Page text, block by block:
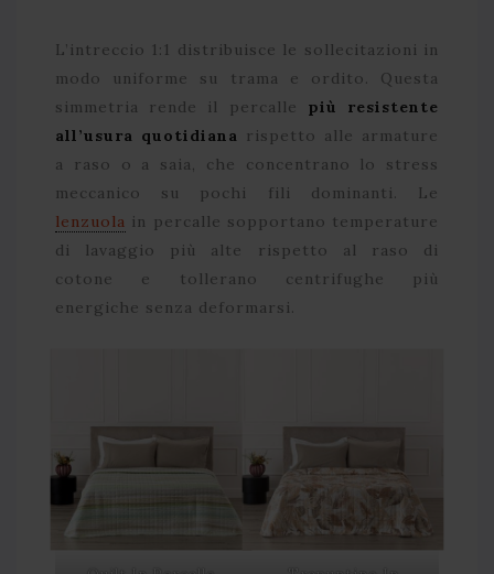
L’intreccio 1:1 distribuisce le sollecitazioni in
modo uniforme su trama e ordito. Questa
simmetria rende il percalle più resistente
all’usura quotidiana rispetto alle armature
a raso o a saia, che concentrano lo stress
meccanico su pochi fili dominanti. Le
lenzuola in percalle sopportano temperature
di lavaggio più alte rispetto al raso di
cotone e tollerano centrifughe più
energiche senza deformarsi.